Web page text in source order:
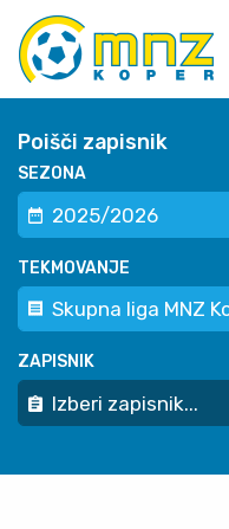
Poišči zapisnik
SEZONA
TEKMOVANJE
ZAPISNIK